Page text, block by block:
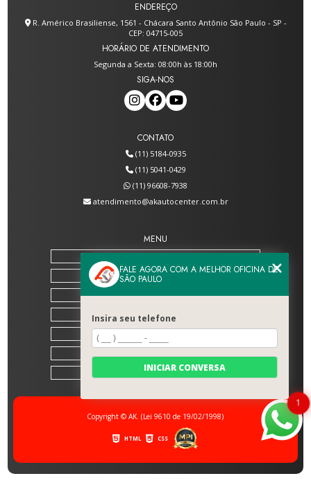
ENDEREÇO
R. Américo Brasiliense, 1561 - Chácara Santo Antônio São Paulo - SP -
CEP: 04715-005
HORÁRIO DE ATENDIMENTO
Segunda a Sexta: 08:00h às 18:00h
SIGA-NOS
CONTATO
(11) 5184-0935
(11) 5041-0429
(11) 96608-7938
atendimento@akautocenter.com.br
MENU
SOBRE NÓS
SERVIÇOS
BLOG
MAPA DO SITE
Copyright © AK. (Lei 9610 de 19/02/1998)
HTML CSS
1
FALE AGORA COM A MELHOR OFICINA DE
SÃO PAULO
Insira seu telefone
INICIAR CONVERSA